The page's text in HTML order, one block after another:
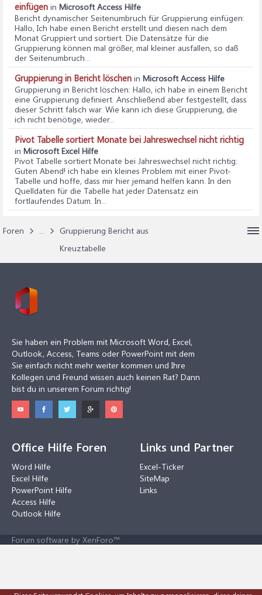
einfügen in Microsoft Access Hilfe
Bericht dynamischer Seitenumbruch für Gruppierung einfügen:
Hallo, Ich habe einen Bericht erstellt und diesen nach dem
Monat Gruppiert und sortiert. Die Datensätze für die
Gruppierung können mal größer, mal kleiner ausfallen, so daß
der Seitenumbruch...
Gruppierung in Bericht löschen in Microsoft Access Hilfe
Gruppierung in Bericht löschen: Hallo, ich habe in einem Bericht
eine Gruppierung definiert. Anschließend aber festgestellt, dass
dieser Schritt falsch war. Wie kann ich diese Gruppierung, die
ich nicht benötige, wieder...
Pivot Tabelle sortiert Monate bei Jahreswechsel nicht richtig
in Microsoft Excel Hilfe
Pivot Tabelle sortiert Monate bei Jahreswechsel nicht richtig:
Guten Abend! ich habe ein kleines Problem mit einer Pivot-
Tabelle und hoffe, dass mir hier jemand helfen kann. In den
Quelldaten für die Tabelle hat jeder Datensatz ein
fortlaufendes Datum. In...
Foren ...
Gruppierung Bericht aus
Kreuztabelle
Sie haben ein Problem mit Microsoft Word, Excel,
Outlook, Access, Teams oder PowerPoint mit dem
Sie einfach nicht mehr weiter kommen und Ihre
Kollegen und Freund wissen auch keinen Rat? Dann
bist du in unserem Forum richtig!
Office Hilfe Foren
Word Hilfe
Excel Hilfe
PowerPoint Hilfe
Access Hilfe
Outlook Hilfe
Links und Partner
Excel-Ticker
SiteMap
Links
Forum software by XenForo™